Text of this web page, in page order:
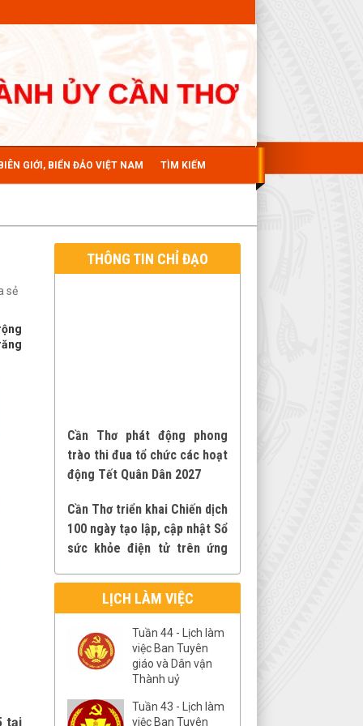
BIÊN GIỚI, BIỂN ĐẢO VIỆT NAM TÌM KIẾM
sẻ
tại
THÔNG TIN CHỈ ĐẠO
động Tết Quân Dân 2027
Cần Thơ triển khai Chiến dịch
sức khỏe điện tử trên ứng
dụng VNeID
đua “Ba nhất: Kỷ luật nhất -
Trung thành nhất - Gần dân
nhất” trên địa bàn thành phố
Cần Thơ
Cần Thơ triển khai Chiến dịch
100 ngày tạo lập, cập nhật Sổ
sức khỏe điện tử trên ứng
LỊCH LÀM VIỆC
Tuần 44 - Lịch làm
việc Ban Tuyên
giáo và Dân vận
Thành uỷ
Tuần 43 - Lịch làm
việc Ban Tuyên